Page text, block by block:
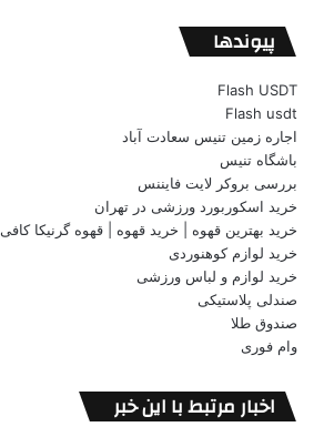
پیوندها
Flash USDT
Flash usdt
اجاره زمین تنیس سعادت آباد
باشگاه تنیس
بررسی بروکر لایت فایننس
خرید اسکوربورد ورزشی در تهران
خرید بهترین قهوه | خرید قهوه | قهوه گرنیکا کافی
خرید لوازم کوهنوردی
خرید لوازم و لباس ورزشی
صندلی پلاستیکی
صندوق طلا
وام فوری
اخبار مرتبط با این خبر